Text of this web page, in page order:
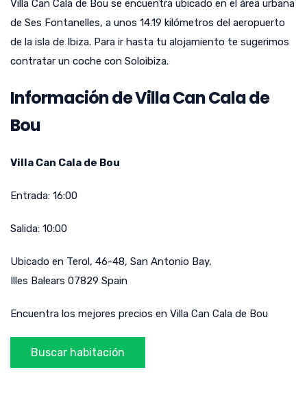
Villa Can Cala de Bou se encuentra ubicado en el área urbana
de Ses Fontanelles, a unos 14.19 kilómetros del aeropuerto
de la isla de Ibiza. Para ir hasta tu alojamiento te sugerimos
contratar un coche con Soloibiza.
Información de Villa Can Cala de
Bou
Villa Can Cala de Bou
Entrada: 16:00
Salida: 10:00
Ubicado en Terol, 46-48, San Antonio Bay,
Illes Balears 07829 Spain
Encuentra los mejores precios en Villa Can Cala de Bou